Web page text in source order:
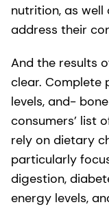
nutrition, as
address their
And the results
clear. Complete
levels, and-
consumers’ list
rely on dietary
particularly
digestion,
energy levels,